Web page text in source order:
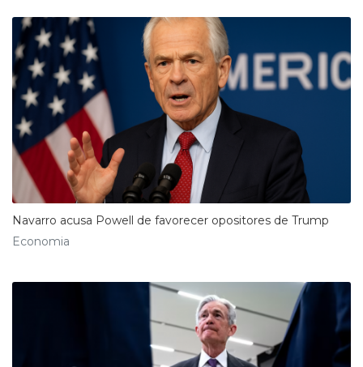
Navarro acusa Powell de favorecer opositores de Trump
Economia